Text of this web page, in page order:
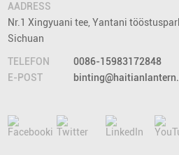
AADRESS
Nr.1 Xingyuani tee, Yantani
Sichuan
TELEFON
0086-15983172848
E-POST